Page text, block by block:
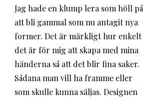
Jag hade en klump lera som höll på
att bli gammal som nu antagit nya
former. Det är märkligt hur enkelt
det är för mig att skapa med mina
händerna så att det blir fina saker.
Sådana man vill ha framme eller
som skulle kunna säljas. Designen